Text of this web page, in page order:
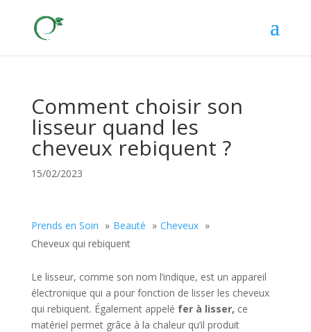
Comment choisir son
lisseur quand les
cheveux rebiquent ?
15/02/2023
Prends en Soin Beauté
Cheveux
Cheveux qui rebiquent
Le lisseur, comme son nom l’indique, est un appareil
électronique qui a pour fonction de lisser les cheveux
qui rebiquent. Également appelé fer à lisser, ce
matériel permet grâce à la chaleur qu’il produit